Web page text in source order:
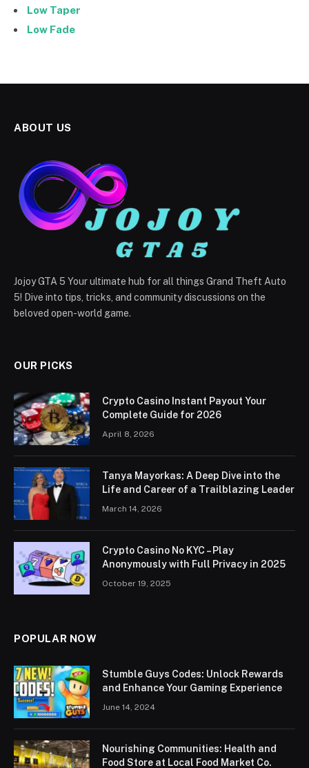
Low Taper
Low Fade
ABOUT US
Jojoy GTA 5 Your ultimate hub for all things Grand Theft Auto
5! Dive into tips, tricks, and community discussions on the
beloved open-world game.
OUR PICKS
Crypto Casino Instant Payout Your
Complete Guide for 2026
April 8, 2026
Tanya Mayorkas: A Deep Dive into the
Life and Career of a Trailblazing Leader
March 14, 2026
Crypto Casino No KYC – Play
Anonymously with Full Privacy in 2025
October 19, 2025
POPULAR NOW
Stumble Guys Codes: Unlock Rewards
and Enhance Your Gaming Experience
June 14, 2024
Nourishing Communities: Health and
Food Store at Local Food Market Co.